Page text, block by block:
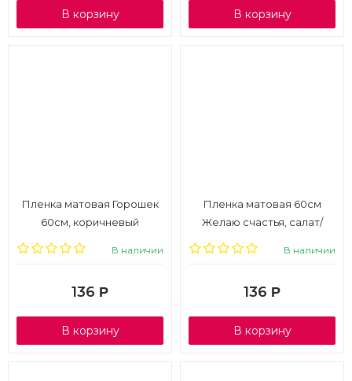
В корзину В корзину
Пленка матовая Горошек
60см, коричневый
В наличии
136 Р
В корзину
Пленка матовая 60см
Желаю счастья, салат/
белый
В наличии
136 Р
В корзину